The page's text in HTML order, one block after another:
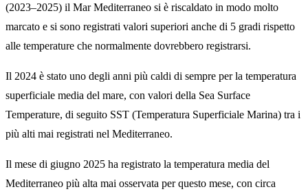
(2023–2025) il Mar Mediterraneo si è riscaldato in modo molto
marcato e si sono registrati valori superiori anche di 5 gradi rispetto
alle temperature che normalmente dovrebbero registrarsi.
Il 2024 è stato uno degli anni più caldi di sempre per la temperatura
superficiale media del mare, con valori della Sea Surface
Temperature, di seguito SST (Temperatura Superficiale Marina) tra i
più alti mai registrati nel Mediterraneo.
Il mese di giugno 2025 ha registrato la temperatura media del
Mediterraneo più alta mai osservata per questo mese, con circa